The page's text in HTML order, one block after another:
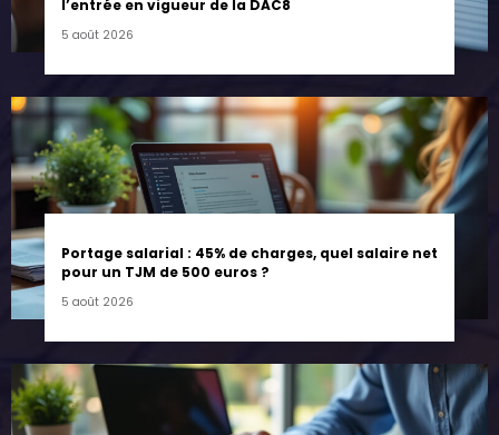
l’entrée en vigueur de la DAC8
5 août 2026
Portage salarial : 45% de charges, quel salaire net
pour un TJM de 500 euros ?
5 août 2026